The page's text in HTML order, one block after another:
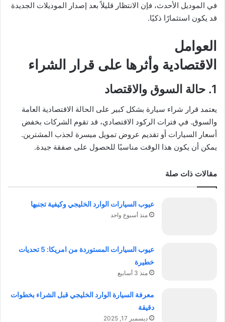
في الموديل الأحدث، فإن الانتظار قليلاً بعد إصدار الموديلات الجديدة
قد يكون استثمارًا ذكيًا.
العوامل
الاقتصادية وأثرها على قرار الشراء
1. حالة السوق والاقتصاد
يعتمد قرار شراء سيارة بشكل كبير على الحالة الاقتصادية العامة
والسوق. في فترات الركود الاقتصادي، قد تقوم الشركات بخفض
أسعار السيارات أو تقديم عروض تمويل ميسرة لجذب المشترين.
يمكن أن يكون هذا الوقت مناسبًا للحصول على صفقة جيدة.
مقالات ذات صلة
عيوب السيارات الوارد الخليجي وكيفية تجنبها
منذ أسبوع واحد
عيوب السيارات المستوردة من امريكا: 5 تحديات
خطيرة
منذ 3 أسابيع
معرفة السيارة الوارد الخليجي قبل الشراء بخطوات
دقيقة
ديسمبر 17, 2025